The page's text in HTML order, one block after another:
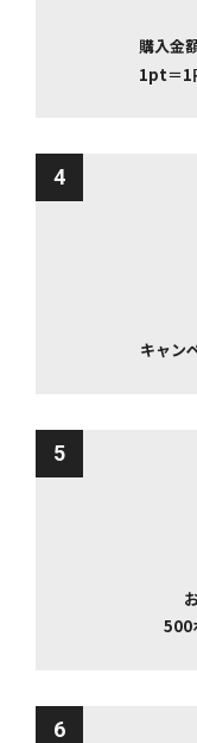
購入金
1pt＝1
4
キャン
5
500
6